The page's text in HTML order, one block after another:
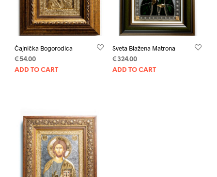
Čajnička Bogorodica
€54.00
ADD TO CART
Sveta Blažena Matrona
€324.00
ADD TO CART